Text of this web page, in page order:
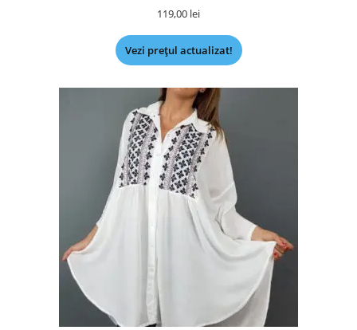
119,00 lei
Vezi prețul actualizat!